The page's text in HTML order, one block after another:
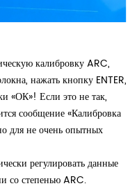
калибровку ARC,
нажать кнопку ENTER,
«ОК»! Если это не так,
сообщение «Калибровка
для не очень опытных
регулировать данные
со степенью ARC.